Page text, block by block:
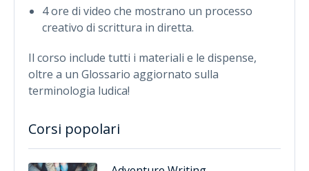
4 ore di video che mostrano un processo
creativo di scrittura in diretta.
Il corso include tutti i materiali e le dispense,
oltre a un Glossario aggiornato sulla
terminologia ludica!
Corsi popolari